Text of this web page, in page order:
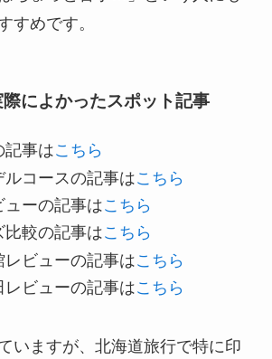
すめです。
によかったスポット記事
記事はこちら
コースの記事はこちら
ューの記事はこちら
較の記事はこちら
レビューの記事はこちら
レビューの記事はこちら
いますが、北海道旅行で特に印